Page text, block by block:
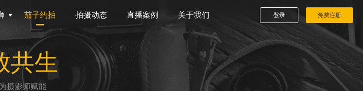
茄子约拍 拍摄动态 直播案例 关于我们 登录 免费注册
共生
摄影师赋能